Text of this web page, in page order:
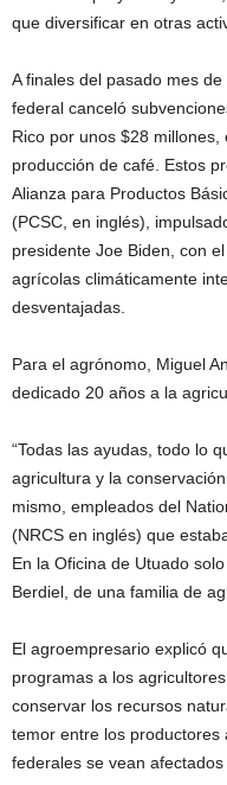
que diversificar en otras
A finales del pasado mes
federal canceló
Rico por unos $28
producción de café. Estos
Alianza para Productos
(PCSC, en inglés),
presidente Joe Biden, con
agrícolas climáticamente
desventajadas.
Para el agrónomo, Miguel
dedicado 20 años a la
“Todas las ayudas, todo lo
agricultura y la
mismo, empleados del
(NRCS en inglés) que
En la Oficina de Utuado
Berdiel, de una familia de
El agroempresario explicó
programas a los
conservar los recursos
temor entre los
federales se vean afectados